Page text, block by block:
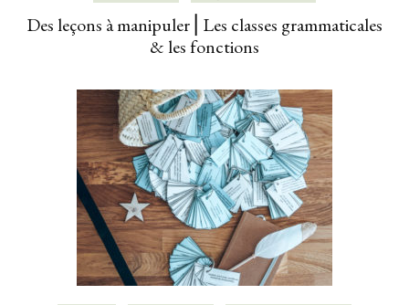
Des leçons à manipuler ⎜Les classes grammaticales
& les fonctions